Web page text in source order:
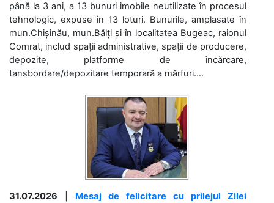
până la 3 ani, a 13 bunuri imobile neutilizate în procesul
tehnologic, expuse în 13 loturi. Bunurile, amplasate în
mun.Chișinău, mun.Bălți și în localitatea Bugeac, raionul
Comrat, includ spații administrative, spații de producere,
depozite, platforme de încărcare,
tansbordare/depozitare temporară a mărfuri....
31.07.2026
Mesaj de felicitare cu prilejul Zilei